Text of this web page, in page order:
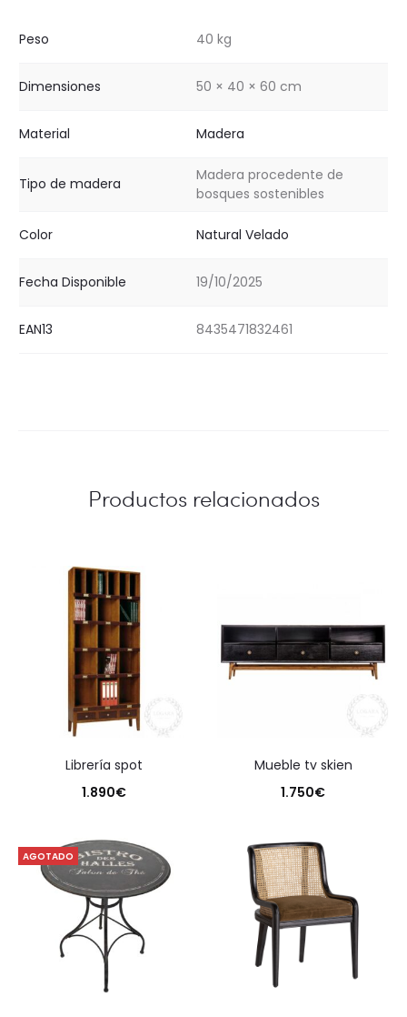
Peso 40 kg
Dimensiones 50 × 40 × 60 cm
Material Madera
Tipo de madera
Madera procedente de
bosques sostenibles
Color Natural Velado
Fecha Disponible 19/10/2025
EAN13 8435471832461
Productos relacionados
librería spot
1.890€
mueble tv skien
1.750€
AGOTADO